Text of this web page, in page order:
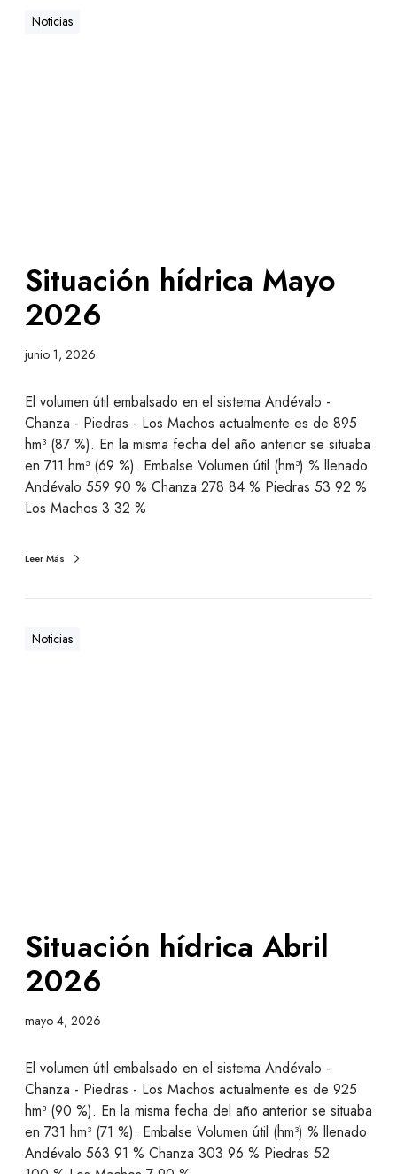
Noticias
Situación hídrica Mayo
2026
junio 1, 2026
El volumen útil embalsado en el sistema Andévalo -
Chanza - Piedras - Los Machos actualmente es de 895
hm³ (87 %). En la misma fecha del año anterior se situaba
en 711 hm³ (69 %). Embalse Volumen útil (hm³) % llenado
Andévalo 559 90 % Chanza 278 84 % Piedras 53 92 %
Los Machos 3 32 %
Leer Más
Noticias
Situación hídrica Abril
2026
mayo 4, 2026
El volumen útil embalsado en el sistema Andévalo -
Chanza - Piedras - Los Machos actualmente es de 925
hm³ (90 %). En la misma fecha del año anterior se situaba
en 731 hm³ (71 %). Embalse Volumen útil (hm³) % llenado
Andévalo 563 91 % Chanza 303 96 % Piedras 52